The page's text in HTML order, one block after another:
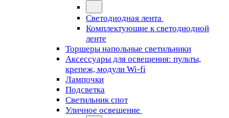
Светодиодная лента
Комплектующие к светодиодной
ленте
Торшеры напольные светильники
Аксессуары для освещения: пульты,
крепеж, модули Wi-fi
Лампочки
Подсветка
Светильник спот
Уличное освещение